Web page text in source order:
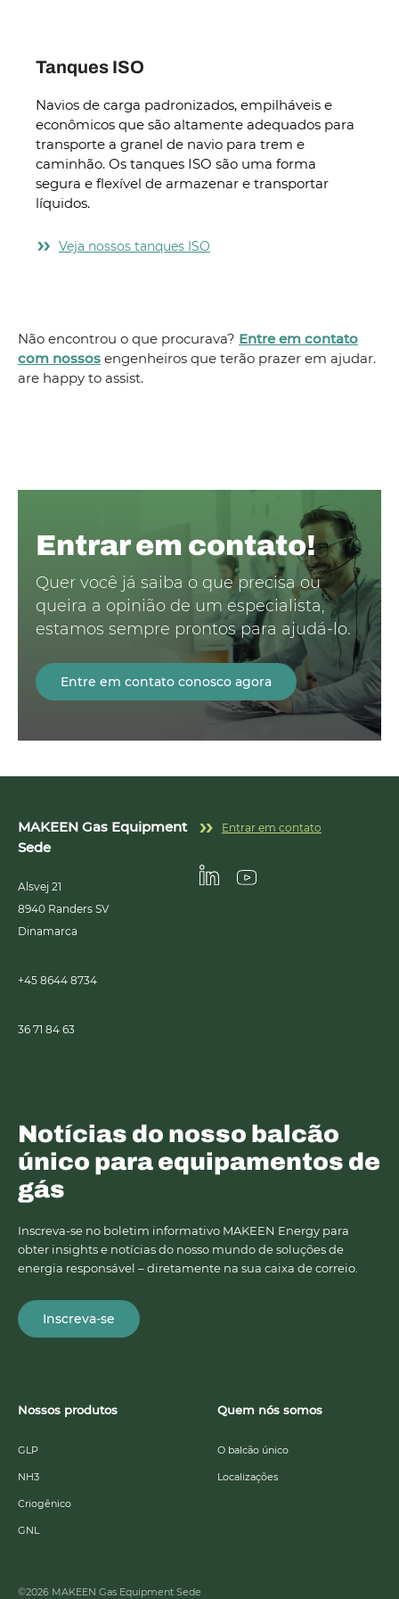
Tanques ISO
Navios de carga padronizados, empilháveis e
econômicos que são altamente adequados para
transporte a granel de navio para trem e
caminhão. Os tanques ISO são uma forma
segura e flexível de armazenar e transportar
líquidos.
Veja nossos tanques ISO
Não encontrou o que procurava? Entre em contato
com nossos engenheiros que terão prazer em ajudar.
are happy to assist.
Entrar em contato!
Quer você já saiba o que precisa ou
queira a opinião de um especialista,
estamos sempre prontos para ajudá-lo.
Entre em contato conosco agora
MAKEEN Gas Equipment
Sede
Alsvej 21
8940 Randers SV
Dinamarca
+45 8644 8734
36 71 84 63
Entrar em contato
Nossos produtos
GLP
NH3
Criogênico
GNL
Quem nós somos
O balcão único
Localizações
Notícias do nosso balcão
único para equipamentos de
gás
Inscreva-se no boletim informativo MAKEEN Energy para
obter insights e notícias do nosso mundo de soluções de
energia responsável – diretamente na sua caixa de correio.
Inscreva-se
©2026 MAKEEN Gas Equipment Sede